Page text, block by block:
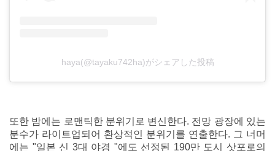
haya(@tayaku742ha)がシェアした投稿
또한 밤에는 로맨틱한 분위기로 변신한다. 전망 광장에 있는
분수가 라이트업되어 환상적인 분위기를 연출한다. 그 너머
에는 "일본 신 3대 야경 "에도 선정된 190만 도시 삿포로의